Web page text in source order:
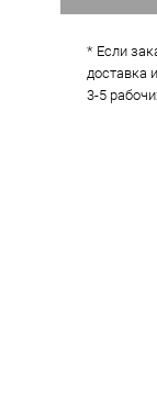
* Если
доставка
3-5